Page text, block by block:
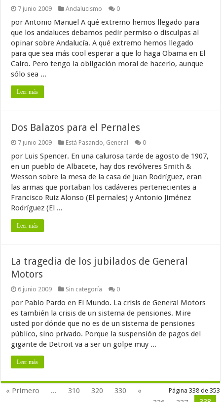
7 junio 2009 Andalucismo 0
por Antonio Manuel A qué extremo hemos llegado para
que los andaluces debamos pedir permiso o disculpas al
opinar sobre Andalucía. A qué extremo hemos llegado
para que sea más cool esperar a que lo haga Obama en El
Cairo. Pero tengo la obligación moral de hacerlo, aunque
sólo sea ...
Leer más
Dos Balazos para el Pernales
7 junio 2009 Está Pasando, General 0
por Luis Spencer. En una calurosa tarde de agosto de 1907,
en un pueblo de Albacete, hay dos revólveres Smith &
Wesson sobre la mesa de la casa de Juan Rodríguez, eran
las armas que portaban los cadáveres pertenecientes a
Francisco Ruiz Alonso (El pernales) y Antonio Jiménez
Rodríguez (El ...
Leer más
La tragedia de los jubilados de General
Motors
6 junio 2009 Sin categoría 0
por Pablo Pardo en El Mundo. La crisis de General Motors
es también la crisis de un sistema de pensiones. Mire
usted por dónde que no es de un sistema de pensiones
público, sino privado. Porque la suspensión de pagos del
gigante de Detroit va a ser un golpe muy ...
Leer más
Página 338 de 353
« Primero ... 310 320 330
«